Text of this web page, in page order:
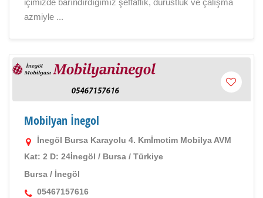
içimizde barındırdığımız şeffaflık, dürüstlük ve çalışma
azmiyle ...
Mobilyan İnegol
İnegöl Bursa Karayolu 4. Kmİmotim Mobilya AVM
Kat: 2 D: 24İnegöl / Bursa / Türkiye
Bursa / İnegöl
05467157616